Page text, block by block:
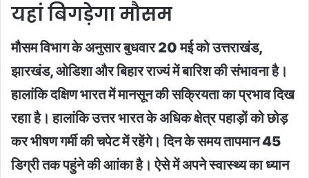
यहां बिगड़ेगा मौसम
मौसम विभाग के अनुसार बुधवार 20 मई को उत्तराखंड,
झारखंड, ओडिशा और बिहार राज्यं में बारिश की संभावना है।
हालांकि दक्षिण भारत में मानसून की सक्रियता का प्रभाव दिख
रहाा है। हालांकि उत्तर भारत के अधिक क्षेत्र पहाड़ों को छोड़
कर भीषण गर्मी की चपेट में रहेंगे। दिन के समय तापमान 45
डिग्री तक पहुंने की आांका है। ऐसे में अपने स्वास्थ्य का ध्यान